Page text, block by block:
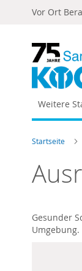
Vor Ort
Weitere
Startseite
Gesunder
Umgebung.